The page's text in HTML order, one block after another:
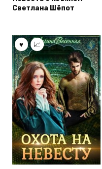
Светлана Шёпот